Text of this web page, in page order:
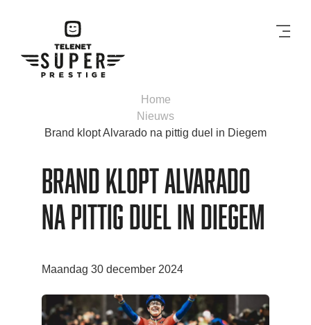
Home
Nieuws
Brand klopt Alvarado na pittig duel in Diegem
Brand klopt Alvarado
na pittig duel in Diegem
Maandag 30 december 2024